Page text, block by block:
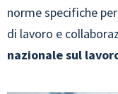
norme specifiche
di lavoro e
nazionale sul